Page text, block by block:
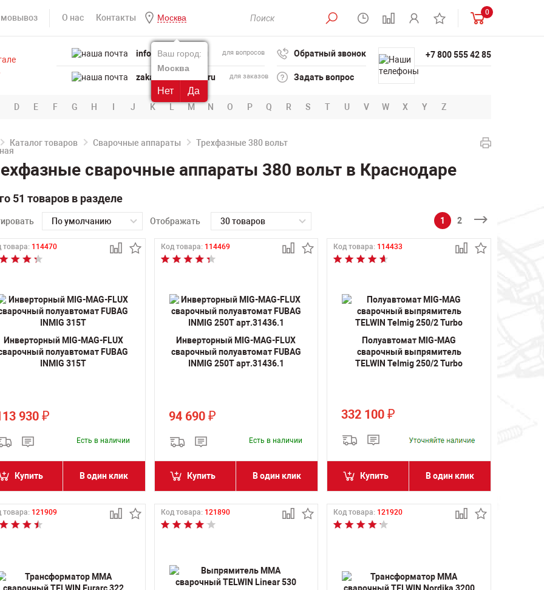
О нас Контакты Москва
Ваш город:
Москва
Нет Да
0
info@powertool.ru для вопросов
zakaz@powertool.ru для заказов
Обратный звонок
Задать вопрос
+7 800 555 42 85
D E F G H I J K L M N O P Q R S T U V W X Y Z
Каталог товаров Сварочные аппараты Трехфазные 380 вольт
сварочные аппараты 380 вольт в Краснодаре
51 товаров в разделе
По умолчанию Отображать 30 товаров 1 2
товара: 114470
Инверторный MIG-MAG-FLUX
полуавтомат FUBAG
INMIG 315T
930 ₽
Есть в наличии
Купить В один клик
Код товара: 114469
Инверторный MIG-MAG-FLUX
сварочный полуавтомат FUBAG
INMIG 250T арт.31436.1
94 690 ₽
Есть в наличии
Купить В один клик
Код товара: 114433
Полуавтомат MIG-MAG
сварочный выпрямитель
TELWIN Telmig 250/2 Turbo
332 100₽
Купить В один клик
товара: 121909 Код товара: 121890 Код товара: 121920